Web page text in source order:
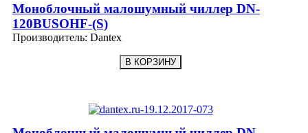
Моноблочный малошумный чиллер DN-
120BUSOHF-(S)
Производитель: Dantex